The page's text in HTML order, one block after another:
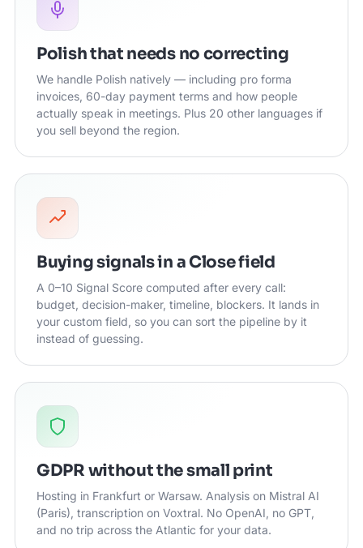
Polish that needs no correcting
We handle Polish natively — including pro forma
invoices, 60-day payment terms and how people
actually speak in meetings. Plus 20 other languages if
you sell beyond the region.
Buying signals in a Close field
A 0–10 Signal Score computed after every call:
budget, decision-maker, timeline, blockers. It lands in
your custom field, so you can sort the pipeline by it
instead of guessing.
GDPR without the small print
Hosting in Frankfurt or Warsaw. Analysis on Mistral AI
(Paris), transcription on Voxtral. No OpenAI, no GPT,
and no trip across the Atlantic for your data.